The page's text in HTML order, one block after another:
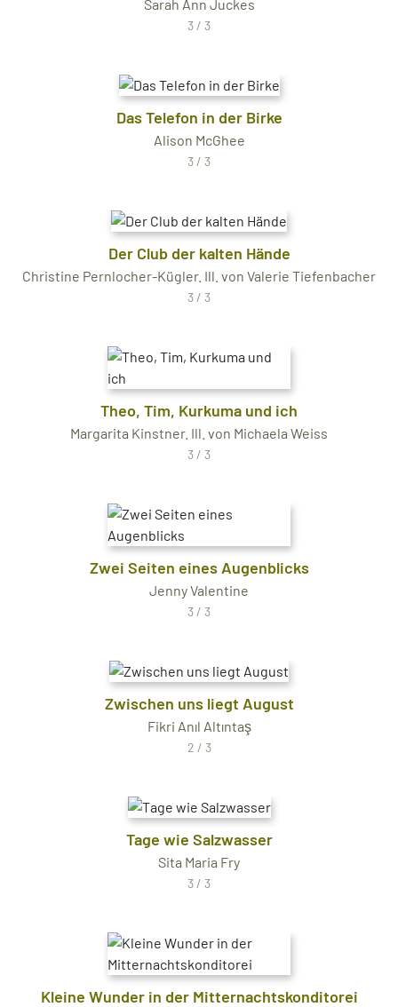
Sarah Ann Juckes
3 / 3
Das Telefon in der Birke
Alison McGhee
3 / 3
Der Club der kalten Hände
Christine Pernlocher-Kügler. Ill. von Valerie Tiefenbacher
3 / 3
Theo, Tim, Kurkuma und ich
Margarita Kinstner. Ill. von Michaela Weiss
3 / 3
Zwei Seiten eines Augenblicks
Jenny Valentine
3 / 3
Zwischen uns liegt August
Fikri Anıl Altıntaş
2 / 3
Tage wie Salzwasser
Sita Maria Fry
3 / 3
Kleine Wunder in der Mitternachtskonditorei